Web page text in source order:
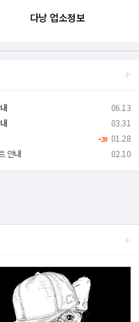
다낭 업소정보
+
06.13
03.31
+20 01.28
02.10
안내
+